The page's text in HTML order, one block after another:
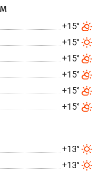
+15°
+15°
+15°
+15°
+15°
+15°
+13°
+13°